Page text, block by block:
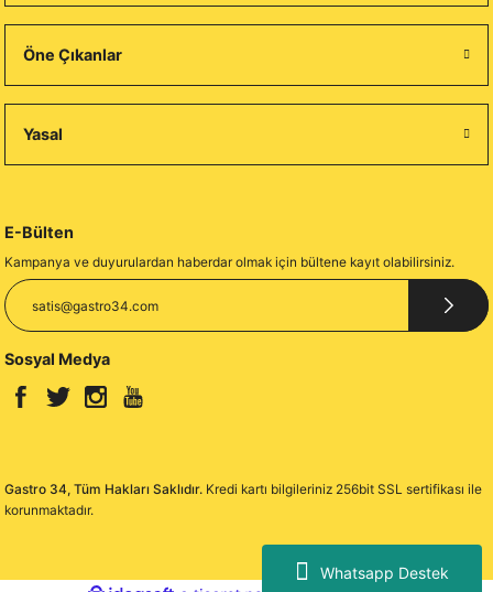
Whatsapp Destek
Öne Çıkanlar
Yasal
E-Bülten
Kampanya ve duyurulardan haberdar olmak için bültene kayıt olabilirsiniz.
Sosyal Medya
Gastro 34, Tüm Hakları Saklıdır. Kredi kartı bilgileriniz 256bit SSL sertifikası ile
korunmaktadır.